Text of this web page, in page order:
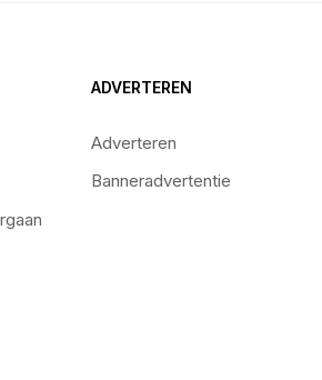
ADVERTEREN
Adverteren
Banneradvertentie